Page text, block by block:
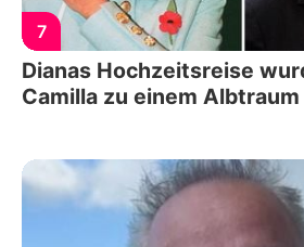
7
Dianas Hochzeitsreise
Camilla zu einem Albtraum